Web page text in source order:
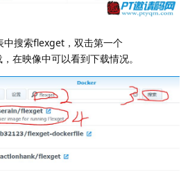
搜索flexget，双击第一个
在映像中可以看到下载情况。